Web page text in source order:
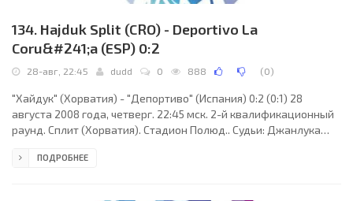
134. Hajduk Split (CRO) - Deportivo La
Coru&#241;a (ESP) 0:2
28-авг, 22:45 dudd 0 888 (0)
"Хайдук" (Хорватия) - "Депортиво" (Испания) 0:2 (0:1) 28
августа 2008 года, четверг. 22:45 мск. 2-й квалификационный
раунд. Сплит (Хорватия). Стадион Полюд.. Судьи: Джанлука
Джакеро (оба - Италия). Резервный: Никола Пьерпаоли
ПОДРОБНЕЕ